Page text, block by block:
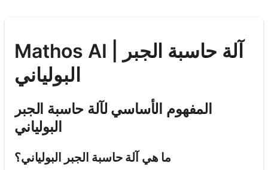
Mathos AI | آلة حاسبة الجبر
البولياني
المفهوم الأساسي لآلة حاسبة الجبر
البولياني
ما هي آلة حاسبة الجبر البولياني؟